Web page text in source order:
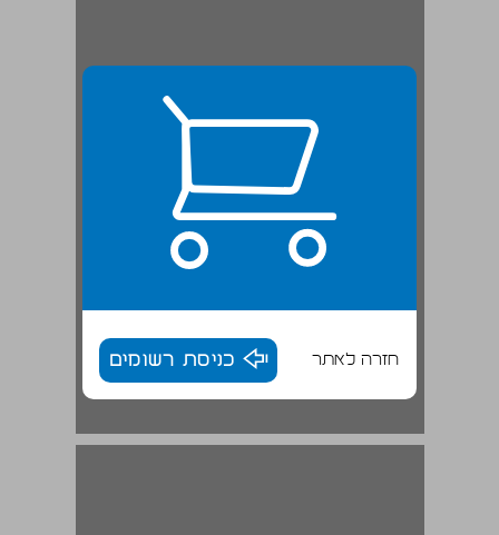
חזרה לאתר כניסת רשומים
אריה אבנון (חולדה, ארכיון גורדוניה): ... 28